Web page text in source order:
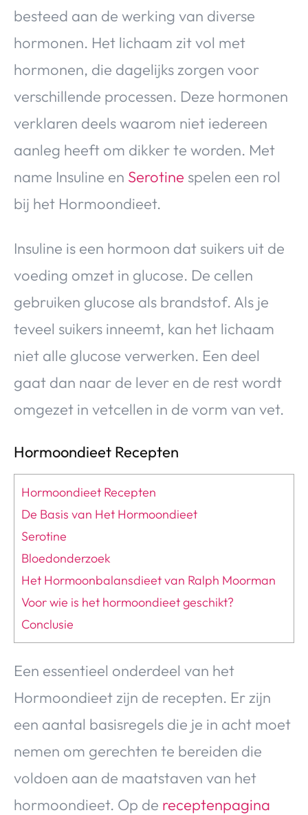
VALERIE'S CHOICE
Food & Drinks Health & Beauty Gadgets
Huis & Tuin
Travel
Lifestyle
besteed aan de werking van diverse
hormonen. Het lichaam zit vol met
hormonen, die dagelijks zorgen voor
verschillende processen. Deze hormonen
verklaren deels waarom niet iedereen
aanleg heeft om dikker te worden. Met
name Insuline en Serotine spelen een rol
bij het Hormoondieet.
Insuline is een hormoon dat suikers uit de
voeding omzet in glucose. De cellen
gebruiken glucose als brandstof. Als je
teveel suikers inneemt, kan het lichaam
niet alle glucose verwerken. Een deel
gaat dan naar de lever en de rest wordt
omgezet in vetcellen in de vorm van vet.
Hormoondieet Recepten
Hormoondieet Recepten
De Basis van Het Hormoondieet
Serotine
Bloedonderzoek
Het Hormoonbalansdieet van Ralph Moorman
Voor wie is het hormoondieet geschikt?
Conclusie
Een essentieel onderdeel van het
Hormoondieet zijn de recepten. Er zijn
een aantal basisregels die je in acht moet
nemen om gerechten te bereiden die
voldoen aan de maatstaven van het
hormoondieet. Op de receptenpagina